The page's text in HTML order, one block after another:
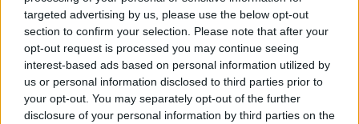
targeted advertising by us, please use the below opt-out
section to confirm your selection. Please note that after your
opt-out request is processed you may continue seeing
interest-based ads based on personal information utilized by
us or personal information disclosed to third parties prior to
your opt-out. You may separately opt-out of the further
disclosure of your personal information by third parties on the
ηλεκτροεγκεφαλογράφημα κατά τη διάρκεια του ύπνου.
Οι ερευνητές παραδέχθηκαν ότι οι πληροφορίες είναι
λίγες λόγω του μικρού αριθμού των συμμετεχόντων,
ενώ πρόσθεσαν ότι μεγαλύτερες μελέτες διαπίστωσαν
ότι η χρήση των κινητών τηλεφώνων δεν έχει